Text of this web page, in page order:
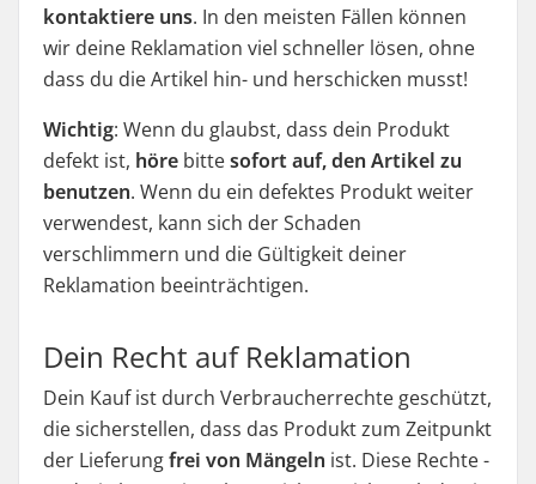
kontaktiere uns. In den meisten Fällen können
wir deine Reklamation viel schneller lösen, ohne
dass du die Artikel hin- und herschicken musst!
Wichtig: Wenn du glaubst, dass dein Produkt
defekt ist, höre bittesofort auf, den Artikel zu
benutzen. Wenn du ein defektes Produkt weiter
verwendest, kann sich der Schaden
verschlimmern und die Gültigkeit deiner
Reklamation beeinträchtigen.
Dein Recht auf Reklamation
Dein Kauf ist durch Verbraucherrechte geschützt,
die sicherstellen, dass das Produkt zum Zeitpunkt
der Lieferungfrei von Mängeln ist. Diese Rechte -